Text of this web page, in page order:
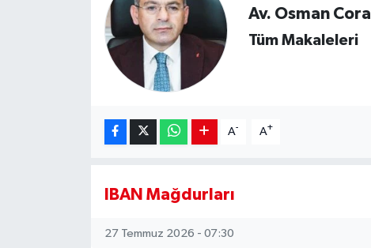
Av. Osman Cora
Tüm Makaleleri
A- A+
IBAN Mağdurları
27 Temmuz 2026 - 07:30
TRABZONSPOR